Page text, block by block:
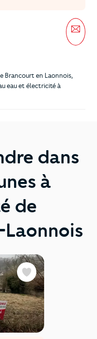
Brancourt en Laonnois,
eau et électricité à
dans
à
de
Favoris